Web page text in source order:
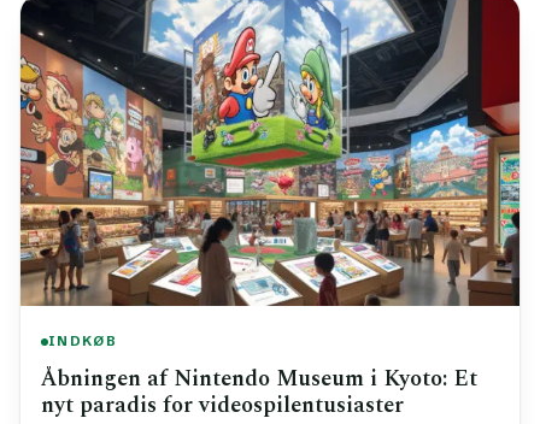
INDKØB
Åbningen af Nintendo Museum i Kyoto: Et
nyt paradis for videospilentusiaster